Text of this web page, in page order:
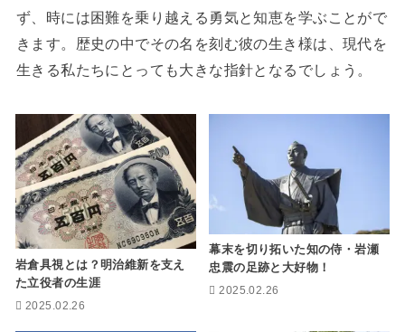
ず、時には困難を乗り越える勇気と知恵を学ぶことがで
きます。歴史の中でその名を刻む彼の生き様は、現代を
生きる私たちにとっても大きな指針となるでしょう。
岩倉具視とは？明治維新を支え
た立役者の生涯
2025.02.26
幕末を切り拓いた知の侍・岩瀬
忠震の足跡と大好物！
2025.02.26